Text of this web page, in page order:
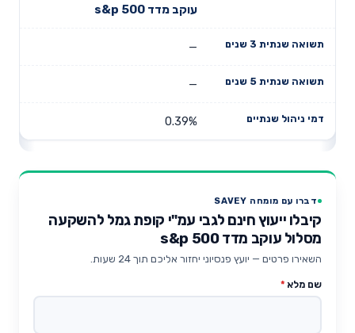
עוקב מדד s&p 500
—
—
0.39%
דברו עם מומחה SAVEY
קיבלו ייעוץ חינם לגבי עמ"י קופת גמל להשקעה
מסלול עוקב מדד s&p 500
השאירו פרטים — יועץ פנסיוני יחזור אליכם תוך 24 שעות.
שם מלא *